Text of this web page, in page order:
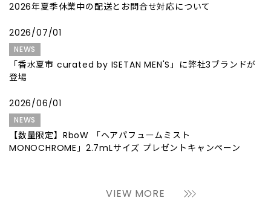
2026年夏季休業中の配送とお問合せ対応について
2026/07/01
NEWS
「香水夏市 curated by ISETAN MEN'S」に弊社3ブランドが
登場
2026/06/01
NEWS
【数量限定】RboW 「ヘアパフュームミスト
MONOCHROME」2.7mLサイズ プレゼントキャンペーン
VIEW MORE